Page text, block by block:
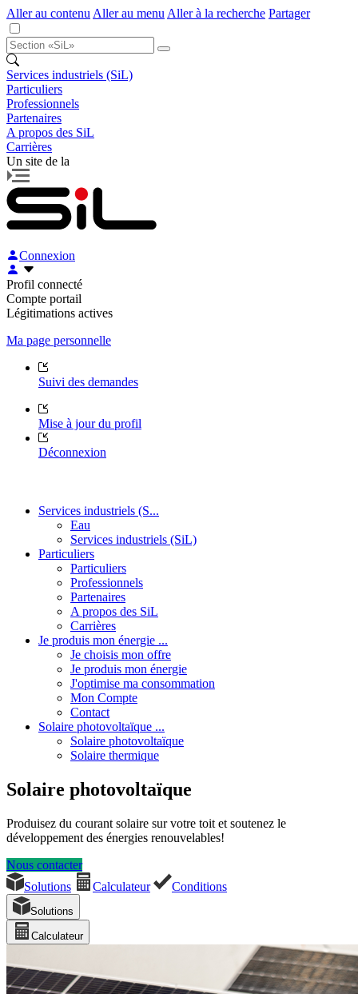
Aller au contenu Aller au menu Aller à la recherche Partager
Services industriels (SiL)
Particuliers
Professionnels
Partenaires
A propos des SiL
Carrières
Un site de la
Connexion
Profil connecté
Compte portail
Légitimations actives
Ma page personnelle
Suivi des demandes
Mise à jour du profil
Déconnexion
Services industriels (S...
Eau
Services industriels (SiL)
Particuliers
Particuliers
Professionnels
Partenaires
A propos des SiL
Carrières
Je produis mon énergie ...
Je choisis mon offre
Je produis mon énergie
J'optimise ma consommation
Mon Compte
Contact
Solaire photovoltaïque ...
Solaire photovoltaïque
Solaire thermique
Solaire photovoltaïque
Produisez du courant solaire sur votre toit et soutenez le
développement des énergies renouvelables!
Nous contacter
Solutions
Calculateur Conditions
Solutions
Calculateur